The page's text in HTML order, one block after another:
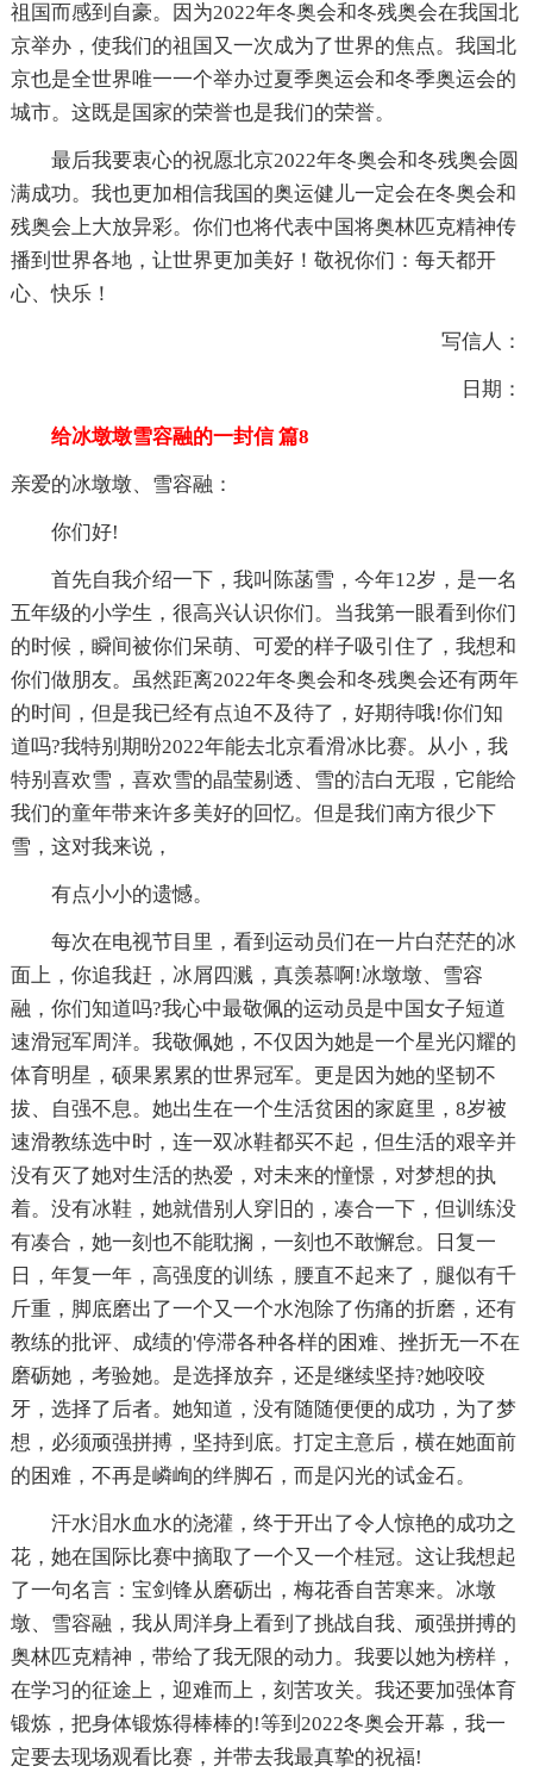
祖国而感到自豪。因为2022年冬奥会和冬残奥会在我国北
京举办，使我们的祖国又一次成为了世界的焦点。我国北
京也是全世界唯一一个举办过夏季奥运会和冬季奥运会的
城市。这既是国家的荣誉也是我们的荣誉。
最后我要衷心的祝愿北京2022年冬奥会和冬残奥会圆
满成功。我也更加相信我国的奥运健儿一定会在冬奥会和
残奥会上大放异彩。你们也将代表中国将奥林匹克精神传
播到世界各地，让世界更加美好！敬祝你们：每天都开
心、快乐！
写信人：
日期：
给冰墩墩雪容融的一封信 篇8
亲爱的冰墩墩、雪容融：
你们好!
首先自我介绍一下，我叫陈菡雪，今年12岁，是一名
五年级的小学生，很高兴认识你们。当我第一眼看到你们
的时候，瞬间被你们呆萌、可爱的样子吸引住了，我想和
你们做朋友。虽然距离2022年冬奥会和冬残奥会还有两年
的时间，但是我已经有点迫不及待了，好期待哦!你们知
道吗?我特别期昐2022年能去北京看滑冰比赛。从小，我
特别喜欢雪，喜欢雪的晶莹剔透、雪的洁白无瑕，它能给
我们的童年带来许多美好的回忆。但是我们南方很少下
雪，这对我来说，
有点小小的遗憾。
每次在电视节目里，看到运动员们在一片白茫茫的冰
面上，你追我赶，冰屑四溅，真羡慕啊!冰墩墩、雪容
融，你们知道吗?我心中最敬佩的运动员是中国女子短道
速滑冠军周洋。我敬佩她，不仅因为她是一个星光闪耀的
体育明星，硕果累累的世界冠军。更是因为她的坚韧不
拔、自强不息。她出生在一个生活贫困的家庭里，8岁被
速滑教练选中时，连一双冰鞋都买不起，但生活的艰辛并
没有灭了她对生活的热爱，对未来的憧憬，对梦想的执
着。没有冰鞋，她就借别人穿旧的，凑合一下，但训练没
有凑合，她一刻也不能耽搁，一刻也不敢懈怠。日复一
日，年复一年，高强度的训练，腰直不起来了，腿似有千
斤重，脚底磨出了一个又一个水泡除了伤痛的折磨，还有
教练的批评、成绩的'停滞各种各样的困难、挫折无一不在
磨砺她，考验她。是选择放弃，还是继续坚持?她咬咬
牙，选择了后者。她知道，没有随随便便的成功，为了梦
想，必须顽强拼搏，坚持到底。打定主意后，横在她面前
的困难，不再是嶙峋的绊脚石，而是闪光的试金石。
汗水泪水血水的浇灌，终于开出了令人惊艳的成功之
花，她在国际比赛中摘取了一个又一个桂冠。这让我想起
了一句名言：宝剑锋从磨砺出，梅花香自苦寒来。冰墩
墩、雪容融，我从周洋身上看到了挑战自我、顽强拼搏的
奥林匹克精神，带给了我无限的动力。我要以她为榜样，
在学习的征途上，迎难而上，刻苦攻关。我还要加强体育
锻炼，把身体锻炼得棒棒的!等到2022冬奥会开幕，我一
定要去现场观看比赛，并带去我最真挚的祝福!